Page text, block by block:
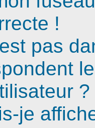
!
pas
?
je